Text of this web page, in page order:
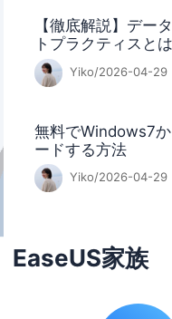
【徹底解説】デー
トプラクティスと
Yiko/2026-04-29
無料でWindows7
ードする方法
Yiko/2026-04-29
EaseUS家族